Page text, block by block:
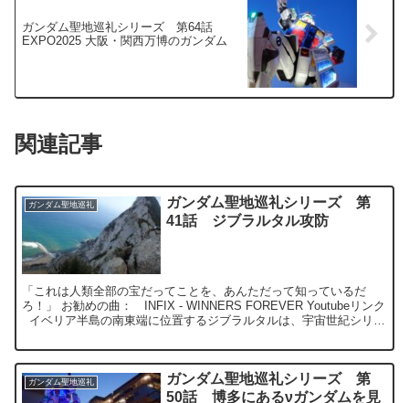
ガンダム聖地巡礼シリーズ 第64話
EXPO2025 大阪・関西万博のガンダム
関連記事
ガンダム聖地巡礼
ガンダム聖地巡礼シリーズ 第
41話 ジブラルタル攻防
「これは人類全部の宝だってことを、あんただって知っているだ
ろ！」 お勧めの曲： INFIX - WINNERS FOREVER Youtubeリンク
ガンダム聖地巡礼
ガンダム聖地巡礼シリーズ 第
50話 博多にあるνガンダムを見